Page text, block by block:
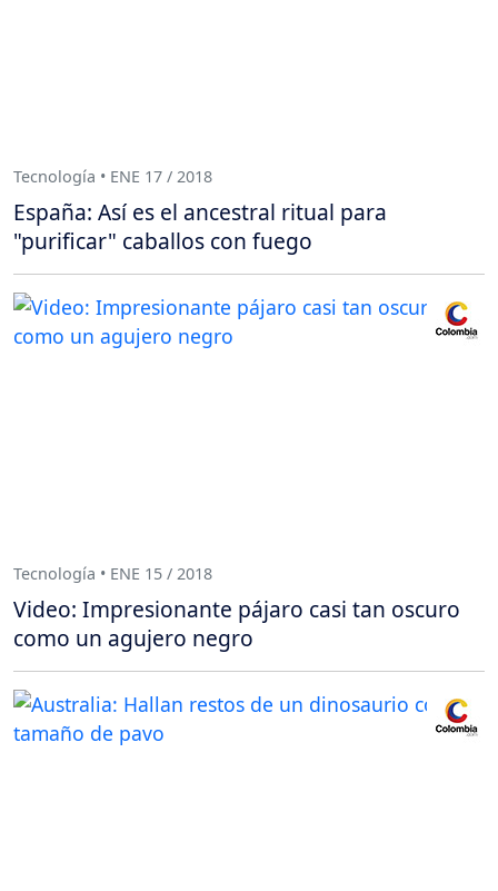
Tecnología • ENE 17 / 2018
España: Así es el ancestral ritual para
"purificar" caballos con fuego
Tecnología • ENE 15 / 2018
Video: Impresionante pájaro casi tan oscuro
como un agujero negro